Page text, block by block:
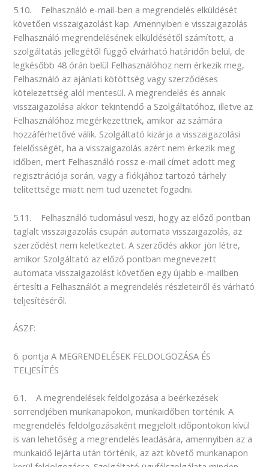
5.10. Felhasználó e-mail-ben a megrendelés elküldését
követően visszaigazolást kap. Amennyiben e visszaigazolás
Felhasználó megrendelésének elküldésétől számított, a
szolgáltatás jellegétől függő elvárható határidőn belül, de
legkésőbb 48 órán belül Felhasználóhoz nem érkezik meg,
Felhasználó az ajánlati kötöttség vagy szerződéses
kötelezettség alól mentesül. A megrendelés és annak
visszaigazolása akkor tekintendő a Szolgáltatóhoz, illetve az
Felhasználóhoz megérkezettnek, amikor az számára
hozzáférhetővé válik. Szolgáltató kizárja a visszaigazolási
felelősségét, ha a visszaigazolás azért nem érkezik meg
időben, mert Felhasználó rossz e-mail címet adott meg
regisztrációja során, vagy a fiókjához tartozó tárhely
telítettsége miatt nem tud üzenetet fogadni.
5.11. Felhasználó tudomásul veszi, hogy az előző pontban
taglalt visszaigazolás csupán automata visszaigazolás, az
szerződést nem keletkeztet. A szerződés akkor jön létre,
amikor Szolgáltató az előző pontban megnevezett
automata visszaigazolást követően egy újabb e-mailben
értesíti a Felhasználót a megrendelés részleteiről és várható
teljesítéséről.
ÁSZF:
6. pontja A MEGRENDELÉSEK FELDOLGOZÁSA ÉS
TELJESÍTÉS
6.1. A megrendelések feldolgozása a beérkezések
sorrendjében munkanapokon, munkaidőben történik. A
megrendelés feldolgozásaként megjelölt időpontokon kívül
is van lehetőség a megrendelés leadására, amennyiben az a
munkaidő lejárta után történik, az azt követő munkanapon